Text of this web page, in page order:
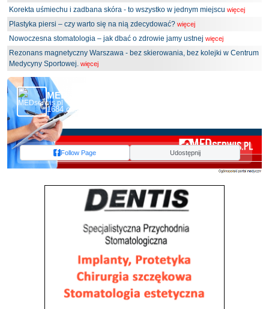
Korekta uśmiechu i zadbana skóra - to wszystko w jednym miejscu więcej
Plastyka piersi – czy warto się na nią zdecydować? więcej
Nowoczesna stomatologia – jak dbać o zdrowie jamy ustnej więcej
Rezonans magnetyczny Warszawa - bez skierowania, bez kolejki w Centrum
Medycyny Sportowej. więcej
MEDserwis.pl - Ogólnopolski Portal Medyczny
1684 obserwujących
Follow Page Udostępnij